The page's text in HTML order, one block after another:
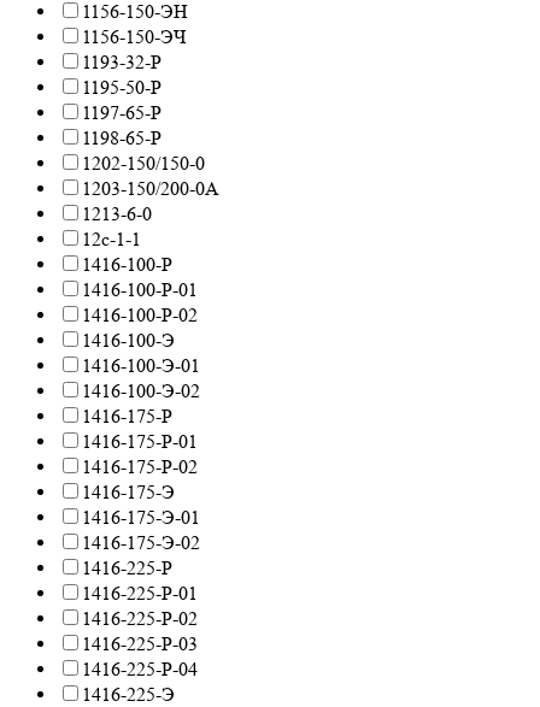
1156-150-ЭН
1156-150-ЭЧ
1193-32-Р
1195-50-Р
1197-65-Р
1198-65-Р
1202-150/150-0
1203-150/200-0А
1213-6-0
12с-1-1
1416-100-Р
1416-100-Р-01
1416-100-Р-02
1416-100-Э
1416-100-Э-01
1416-100-Э-02
1416-175-Р
1416-175-Р-01
1416-175-Р-02
1416-175-Э
1416-175-Э-01
1416-175-Э-02
1416-225-Р
1416-225-Р-01
1416-225-Р-02
1416-225-Р-03
1416-225-Р-04
1416-225-Э